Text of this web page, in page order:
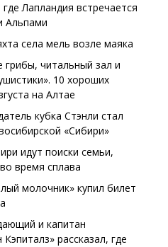
Лапландия встречается
Альпами
села мель возле маяка
грибы, читальный зал и
10 хороших
на Алтае
кубка Стэнли стал
«Сибири»
идут поиски семьи,
время сплава
молочник» купил билет
и капитан
рассказал, где